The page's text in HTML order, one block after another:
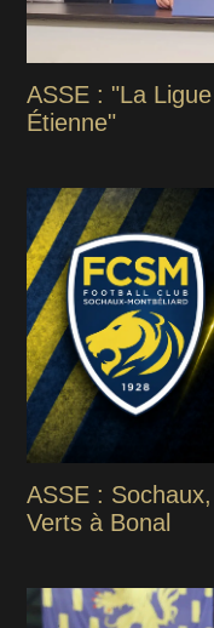
ASSE : "La
Étienne"
ASSE :
Verts à Bonal